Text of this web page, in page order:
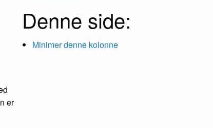
er
Denne side:
Minimer denne kolonne